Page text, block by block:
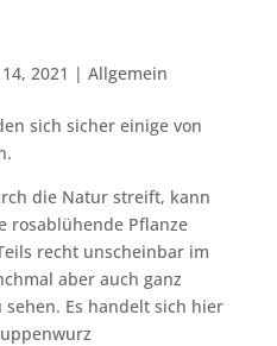
2021 | Allgemein
sich sicher einige von
die Natur streift, kann
rosablühende Pflanze
recht unscheinbar im
aber auch ganz
Es handelt sich hier